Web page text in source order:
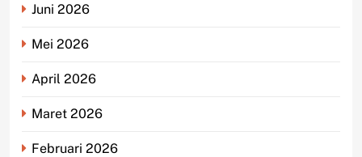
Juni 2026
Mei 2026
April 2026
Maret 2026
Februari 2026